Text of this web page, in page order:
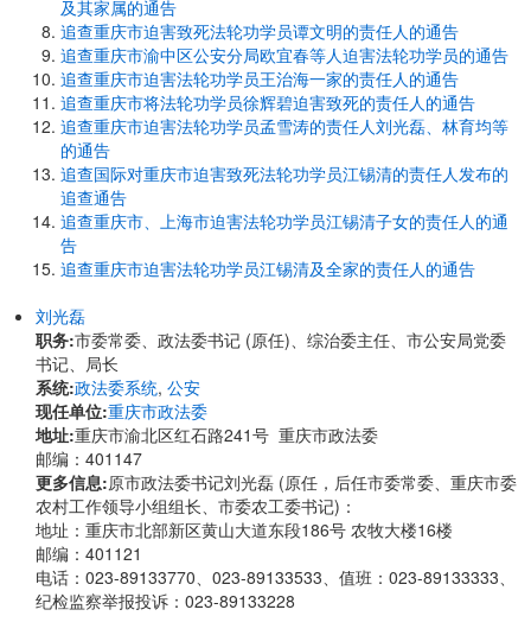
及其家属的通告
追查重庆市迫害致死法轮功学员谭文明的责任人的通告
追查重庆市渝中区公安分局欧宜春等人迫害法轮功学员的通告
追查重庆市迫害法轮功学员王治海一家的责任人的通告
追查重庆市将法轮功学员徐辉碧迫害致死的责任人的通告
追查重庆市迫害法轮功学员孟雪涛的责任人刘光磊、林育均等
的通告
追查国际对重庆市迫害致死法轮功学员江锡清的责任人发布的
追查通告
追查重庆市、上海市迫害法轮功学员江锡清子女的责任人的通
告
追查重庆市迫害法轮功学员江锡清及全家的责任人的通告
刘光磊
职务:市委常委、政法委书记 (原任)、综治委主任、市公安局党委
书记、局长
系统:政法委系统, 公安
现任单位:重庆市政法委
地址:重庆市渝北区红石路241号 重庆市政法委
邮编：401147
更多信息:原市政法委书记刘光磊 (原任，后任市委常委、重庆市委
农村工作领导小组组长、市委农工委书记)：
地址：重庆市北部新区黄山大道东段186号 农牧大楼16楼
邮编：401121
电话：023-89133770、023-89133533、值班：023-89133333、
纪检监察举报投诉：023-89133228